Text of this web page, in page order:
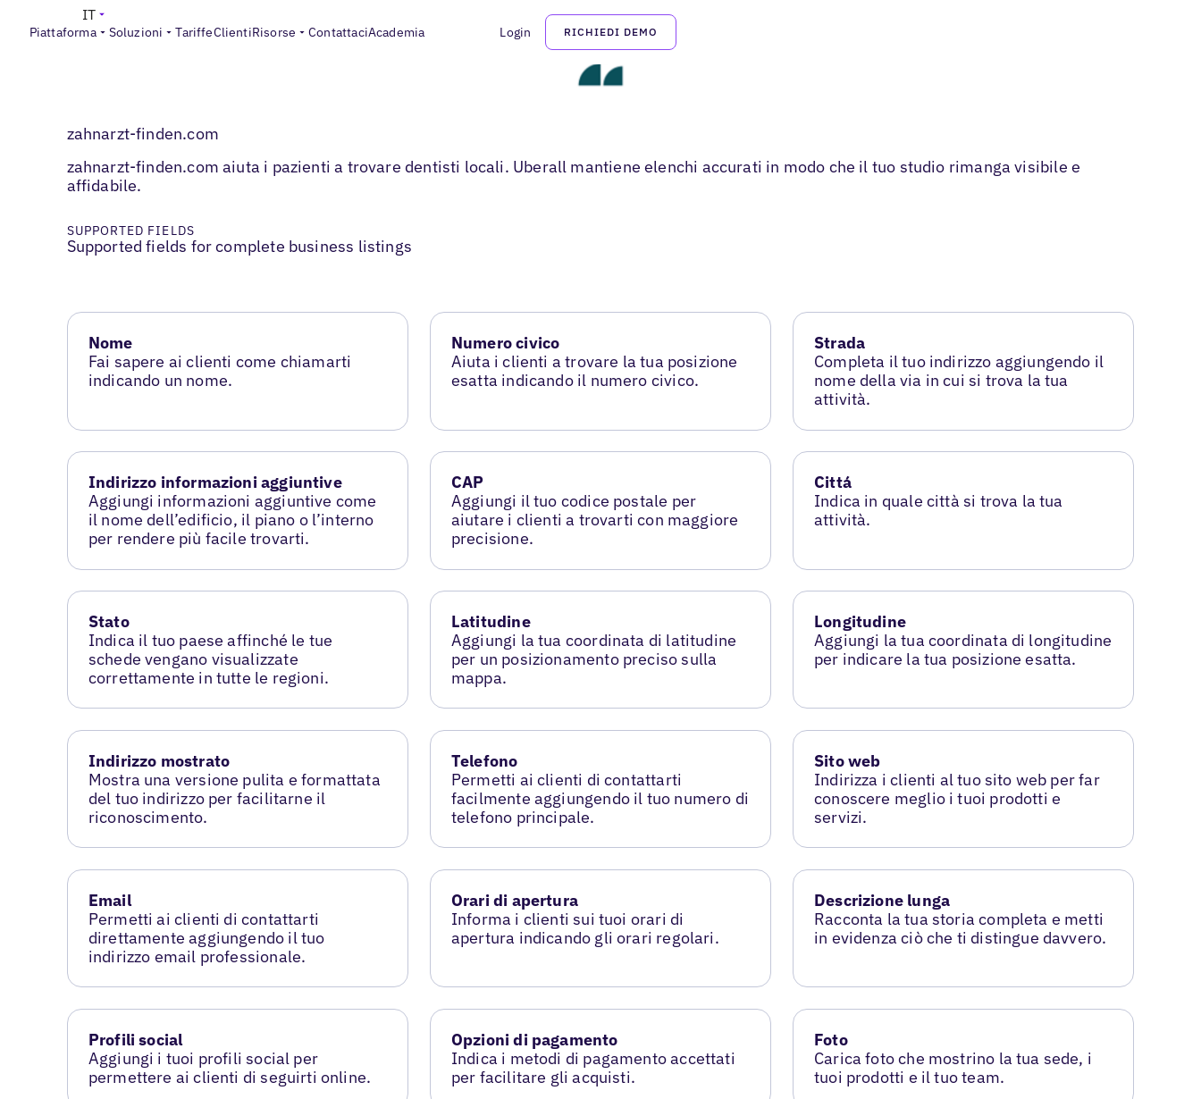
Piattaforma Soluzioni TariffeClientiRisorse ContattaciAcademia Login RICHIEDI DEMO
IT
zahnarzt-finden.com
zahnarzt-finden.com aiuta i pazienti a trovare dentisti locali. Uberall mantiene elenchi accurati in modo che il tuo studio rimanga visibile e
affidabile.
SUPPORTED FIELDS
Supported fields for complete business listings
Nome
Fai sapere ai clienti come chiamarti
indicando un nome.
Numero civico
Aiuta i clienti a trovare la tua posizione
esatta indicando il numero civico.
Strada
Completa il tuo indirizzo aggiungendo il
nome della via in cui si trova la tua
attività.
Indirizzo informazioni aggiuntive
Aggiungi informazioni aggiuntive come
il nome dell’edificio, il piano o l’interno
per rendere più facile trovarti.
CAP
Aggiungi il tuo codice postale per
aiutare i clienti a trovarti con maggiore
precisione.
Cittá
Indica in quale città si trova la tua
attività.
Stato
Indica il tuo paese affinché le tue
schede vengano visualizzate
correttamente in tutte le regioni.
Latitudine
Aggiungi la tua coordinata di latitudine
per un posizionamento preciso sulla
mappa.
Longitudine
Aggiungi la tua coordinata di longitudine
per indicare la tua posizione esatta.
Indirizzo mostrato
Mostra una versione pulita e formattata
del tuo indirizzo per facilitarne il
riconoscimento.
Telefono
Permetti ai clienti di contattarti
facilmente aggiungendo il tuo numero di
telefono principale.
Sito web
Indirizza i clienti al tuo sito web per far
conoscere meglio i tuoi prodotti e
servizi.
Email
Permetti ai clienti di contattarti
direttamente aggiungendo il tuo
indirizzo email professionale.
Orari di apertura
Informa i clienti sui tuoi orari di
apertura indicando gli orari regolari.
Descrizione lunga
Racconta la tua storia completa e metti
in evidenza ciò che ti distingue davvero.
Profili social
Aggiungi i tuoi profili social per
permettere ai clienti di seguirti online.
Opzioni di pagamento
Indica i metodi di pagamento accettati
per facilitare gli acquisti.
Foto
Carica foto che mostrino la tua sede, i
tuoi prodotti e il tuo team.